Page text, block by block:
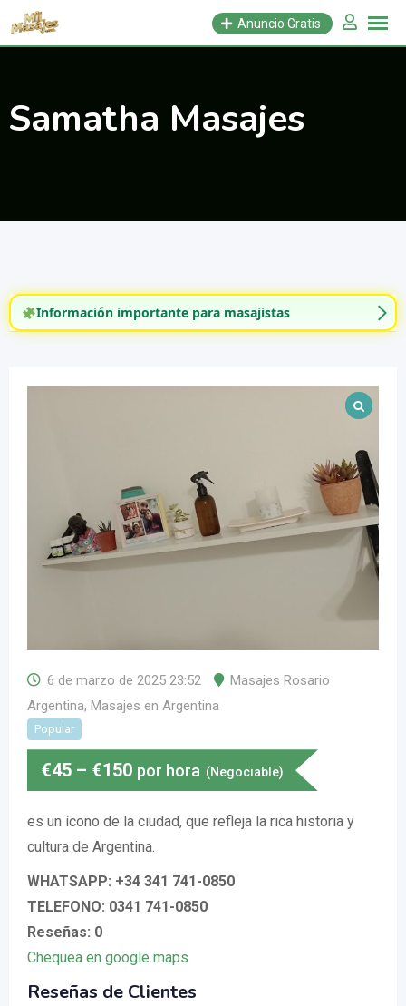
Saltar
Anuncio Gratis
Samatha Masajes
Información importante para masajistas
6 de marzo de 2025 23:52
Masajes Rosario
Argentina, Masajes en Argentina
Popular
€45 – €150 por hora (Negociable)
es un ícono de la ciudad, que refleja la rica historia y
cultura de Argentina.
WHATSAPP: +34 341 741-0850
TELEFONO: 0341 741-0850
Reseñas: 0
Chequea en google maps
Reseñas de Clientes